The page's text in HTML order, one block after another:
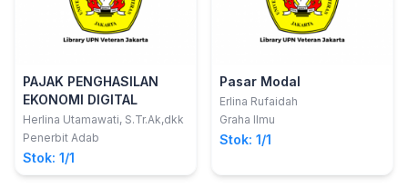
PAJAK PENGHASILAN
EKONOMI DIGITAL
Herlina Utamawati, S.Tr.Ak,dkk
Penerbit Adab
Stok: 1/1
Pasar Modal
Erlina Rufaidah
Graha Ilmu
Stok: 1/1